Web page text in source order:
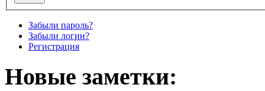
Забыли пароль?
Забыли логин?
Регистрация
Новые заметки: